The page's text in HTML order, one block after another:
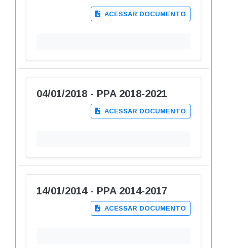
ACESSAR DOCUMENTO
04/01/2018 - PPA 2018-2021
ACESSAR DOCUMENTO
14/01/2014 - PPA 2014-2017
ACESSAR DOCUMENTO